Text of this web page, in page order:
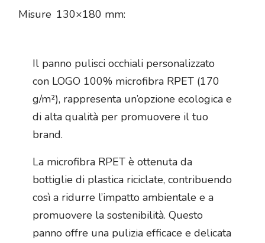
Misure 130×180 mm:
Il panno pulisci occhiali personalizzato
con LOGO 100% microfibra RPET (170
g/m²), rappresenta un’opzione ecologica e
di alta qualità per promuovere il tuo
brand.
La microfibra RPET è ottenuta da
bottiglie di plastica riciclate, contribuendo
così a ridurre l’impatto ambientale e a
promuovere la sostenibilità. Questo
panno offre una pulizia efficace e delicata